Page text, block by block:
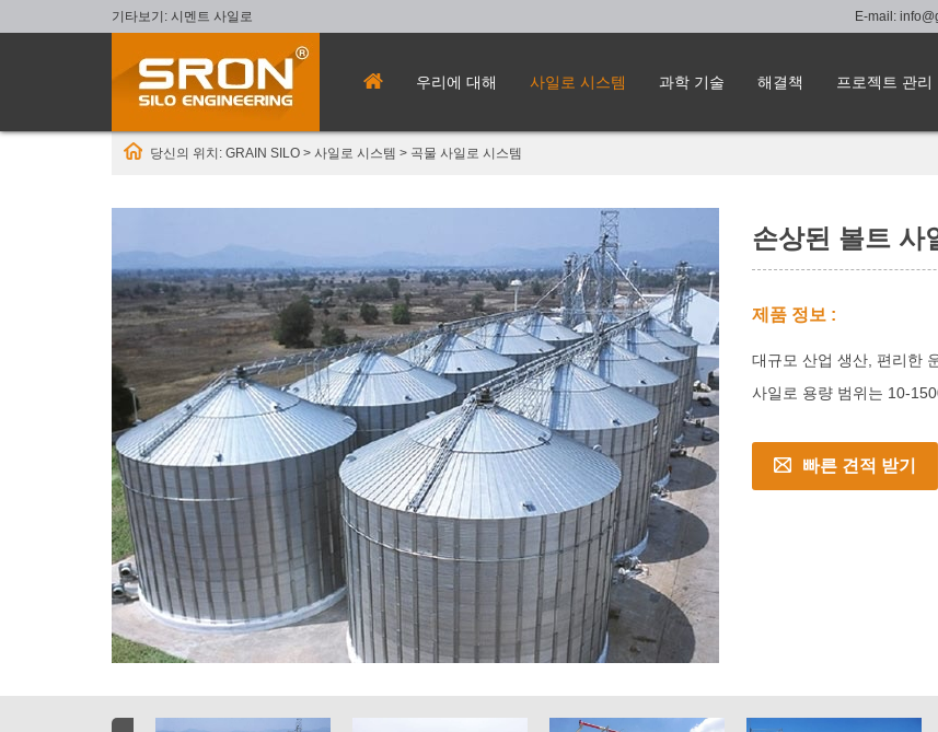
기타보기: 시멘트 사일로 E-mail:
우리에 대해 사일로 시스템 과학 기술 해결책 프로젝트 관리
당신의 위치: GRAIN SILO > 사일로 시스템 > 곡물 사일로 시스템
손상된 볼트 사
제품 정보 :
대규모 산업 생산, 편리한
사일로 용량 범위는 10-
빠른 견적 받기